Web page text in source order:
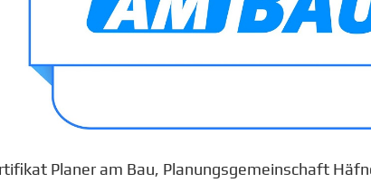
Planer am Bau, Planungsgemeinschaft